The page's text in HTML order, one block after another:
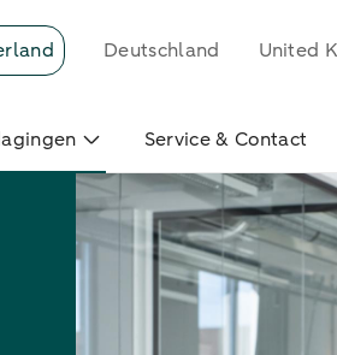
Deutschland United
Service & Contact